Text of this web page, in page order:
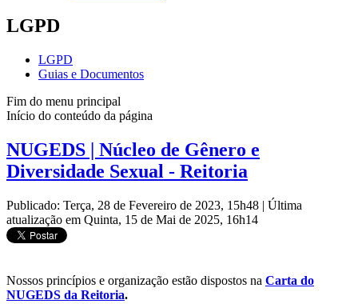
LGPD
LGPD
Guias e Documentos
Fim do menu principal
Início do conteúdo da página
NUGEDS | Núcleo de Gênero e
Diversidade Sexual - Reitoria
Publicado: Terça, 28 de Fevereiro de 2023, 15h48 | Última
atualização em Quinta, 15 de Mai de 2025, 16h14
Nossos princípios e organização estão dispostos na Carta do
NUGEDS da Reitoria.